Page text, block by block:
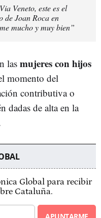
Veneto, este es el
de Joan Roca en
mucho y muy bien”
las mujeres con hijos
momento del
contributiva o
dadas de alta en la
Global para recibir
Cataluña.